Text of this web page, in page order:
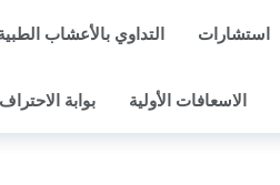
استشارات التداوي بالأعشاب
الاسعافات الأولية بوابة الاحتراف